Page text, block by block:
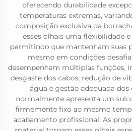
oferecendo durabilidade
temperaturas extremas,
composição exclusiva da
esses olhais uma flexibilidade
permitindo que mantenham suas
mesmo em condições
desempenham múltiplas funções,
desgaste dos cabos, redução de
água e gestão adequada dos
normalmente apresenta um
firmemente fixo ao mesmo
acabamento profissional. As